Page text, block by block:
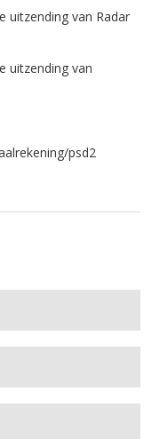
uitzending van Radar
uitzending van
psd2